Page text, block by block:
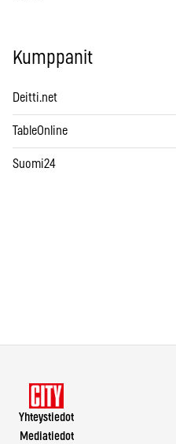
Kumppanit
Deitti.net
TableOnline
Suomi24
Yhteystiedot
Mediatiedot